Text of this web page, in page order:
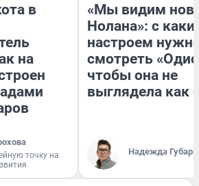
в
на
точку на
«Мы видим
Нолана»: с
настроем
смотреть
чтобы она не
выглядела как
Надежда Губарь